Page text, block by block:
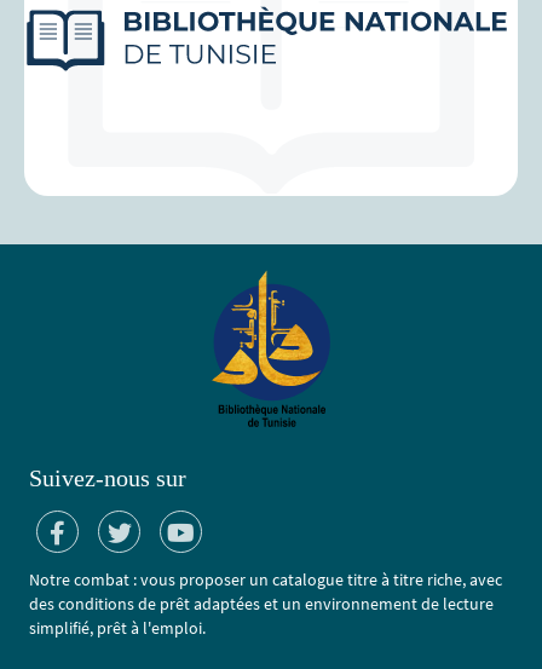
Suivez-nous sur
Notre combat : vous proposer un catalogue titre à titre riche, avec
des conditions de prêt adaptées et un environnement de lecture
simplifié, prêt à l'emploi.